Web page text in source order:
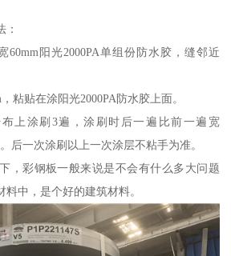
：
60mm阳光2000PA单组份防水胶，缝邻近
粘贴在涂阳光2000PA防水胶上面。
上涂刷3遍，涂刷时后一遍比前一遍宽
后一次涂刷以上一次涂层不粘手为准。
，彩钢板一般来说是不会有什么多大问题
中，是个好的建筑材料。